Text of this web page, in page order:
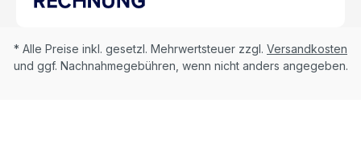
* Alle Preise inkl. gesetzl. Mehrwertsteuer zzgl. Versandkosten
und ggf. Nachnahmegebühren, wenn nicht anders angegeben.